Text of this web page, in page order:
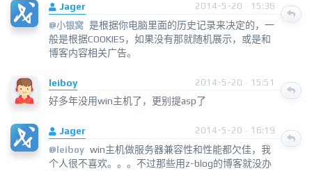
Jager
2014-5-20 · 15:36
@小银窝 是根据你电脑里面的历史记录来决定的，一
般是根据COOKIES，如果没有那就随机展示，或是和
博客内容相关广告。
leiboy 2014-5-20 · 15:51
好多年没用win主机了，更别提asp了
Jager
2014-5-20 · 16:19
@ leiboy win主机做服务器兼容性和性能都欠佳，我
个人很不喜欢。。。不过那些用z-blog的博客就没办